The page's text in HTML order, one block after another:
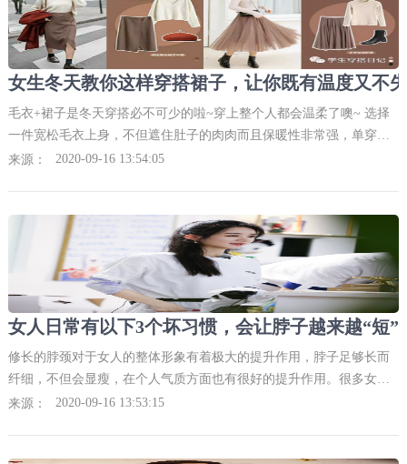
毛衣+裙子是冬天穿搭必不可少的啦~穿上整个人都会温柔了噢~ 选择
一件宽松毛衣上身，不但遮住肚子的肉肉而且保暖性非常强，单穿或
者内搭效果都非常棒哦~02短外套绝对是穿搭神器！非常显高挑，很适
来源： 2020-09-16 13:54:05
修长的脖颈对于女人的整体形象有着极大的提升作用，脖子足够长而
纤细，不但会显瘦，在个人气质方面也有很好的提升作用。很多女明
星之所以给人感觉精致贵气，足够优雅，都和漂亮的脖颈线条有关
来源： 2020-09-16 13:53:15